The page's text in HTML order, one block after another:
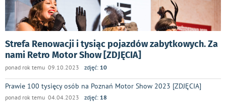
Strefa Renowacji i tysiąc pojazdów zabytkowych. Za
nami Retro Motor Show [ZDJĘCIA]
ponad rok temu 09.10.2023 zdjęć: 10
Prawie 100 tysięcy osób na Poznań Motor Show 2023 [ZDJĘCIA]
ponad rok temu 04.04.2023 zdjęć: 18